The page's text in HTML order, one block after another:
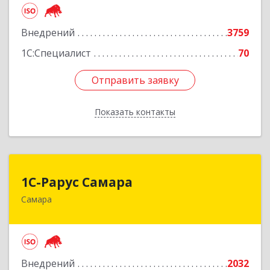
Внедрений
3759
1С:Специалист
70
Отправить заявку
Показать контакты
Отправить заявку
Назад
1С-Рарус Самара
Самара
Внедрений
2032
Подробнее